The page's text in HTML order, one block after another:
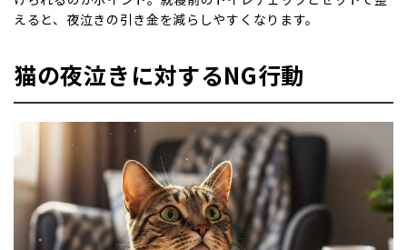
えると、夜泣きの引き金を減らしやすくなります。
猫の夜泣きに対するNG行動